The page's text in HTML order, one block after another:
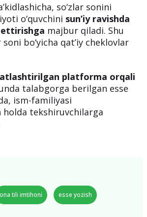
so‘zlar sonini
o‘quvchini sun’iy ravishda
ettirishga majbur qiladi. Shu
soni bo‘yicha qat’iy cheklovlar
platforma orqali
talabgorga berilgan esse
ism-familiyasi
holda tekshiruvchilarga
ona tili imtihoni esse yozish